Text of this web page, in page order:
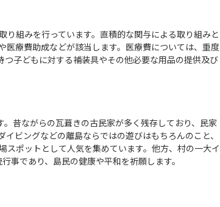
組みを行っています。直積的な関与による取り組みと
療費助成などが該当します。医療費については、重度
子どもに対する補装具やその他必要な用品の提供及び
昔ながらの瓦葺きの古民家が多く残存しており、民家
ビングなどの離島ならではの遊びはもちろんのこと、
ポットとして人気を集めています。他方、村の一大イ
事であり、島民の健康や平和を祈願します。